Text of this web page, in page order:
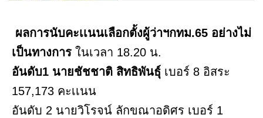
ผลการนับคะเเนนเลือกตั้งผู้ว่าฯกทม.65 อย่างไม่
เป็นทางการ ในเวลา 18.20 น.
อันดับ1 นายชัชชาติ สิทธิพันธุ์ เบอร์ 8 อิสระ
157,173 คะเเนน
อันดับ 2 นายวิโรจน์ ลักขณาอดิศร เบอร์ 1